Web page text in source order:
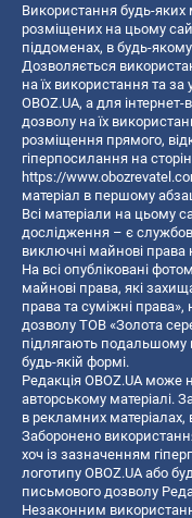
Використання будь-яких
розміщених на цьому
піддоменах, в будь-
Дозволяється
на їх використання та
OBOZ.UA, а для
дозволу на їх
розміщення прямого,
гіперпосилання на
https://
матеріал в першому
Всі матеріали на цьому
дослідження – є
виключні майнові права
На всі опубліковані
майнові права, які
права та суміжні
дозволу ТОВ «Золота
підлягають
будь-якій формі.
Редакція OBOZ.UA може
авторському матеріалі.
в рекламних матеріалах,
Заборонено
хоч із зазначенням
логотипу OBOZ.UA або
письмового дозволу
Незаконним